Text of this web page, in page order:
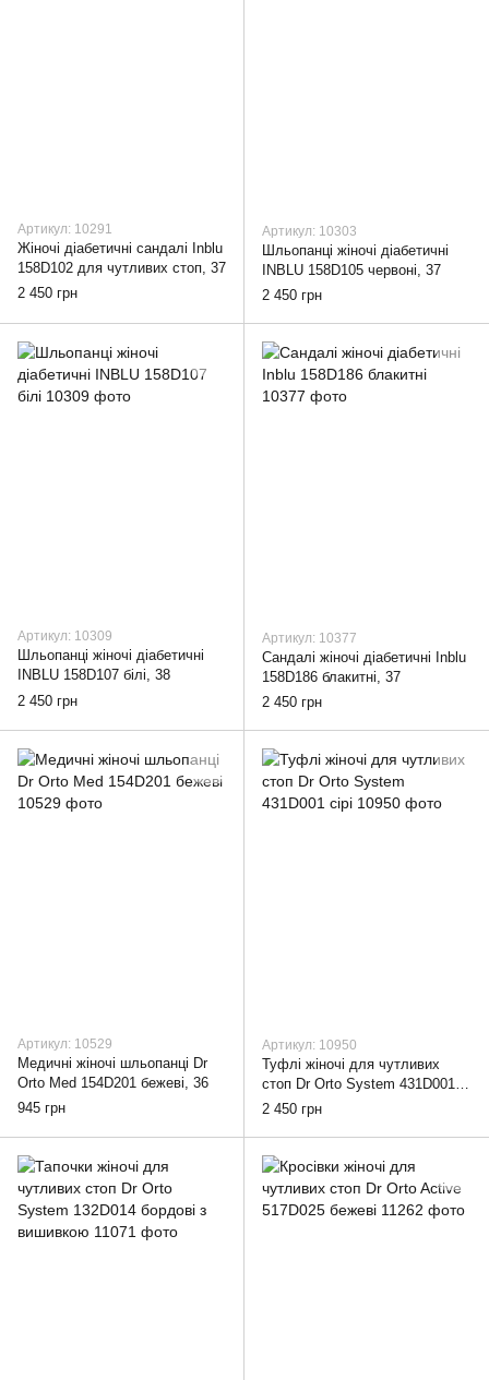
Артикул: 10291
Жіночі діабетичні сандалі Inblu
158D102 для чутливих стоп, 37
2 450 грн
Артикул: 10303
Шльопанці жіночі діабетичні
INBLU 158D105 червоні, 37
2 450 грн
Артикул: 10309
Шльопанці жіночі діабетичні
INBLU 158D107 білі, 38
2 450 грн
Артикул: 10377
Сандалі жіночі діабетичні Inblu
158D186 блакитні, 37
2 450 грн
Артикул: 10529
Медичні жіночі шльопанці Dr
Orto Med 154D201 бежеві, 36
945 грн
Артикул: 10950
Туфлі жіночі для чутливих
стоп Dr Orto System 431D001
сірі, 36
2 450 грн